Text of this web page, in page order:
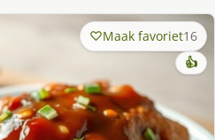
Maak favoriet16
👍